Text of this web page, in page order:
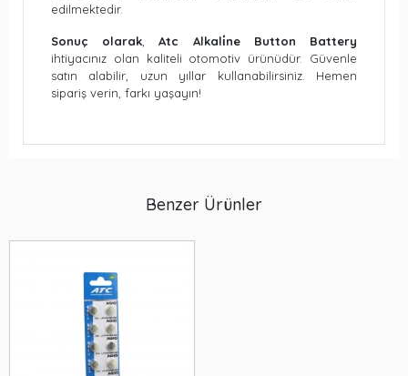
edilmektedir.
Sonuç olarak ,Atc Alkali̇ne Button Battery
ihtiyacınız olan kaliteli otomotiv ürünüdür. Güvenle
satın alabilir, uzun yıllar kullanabilirsiniz. Hemen
sipariş verin, farkı yaşayın!
Benzer Ürünler